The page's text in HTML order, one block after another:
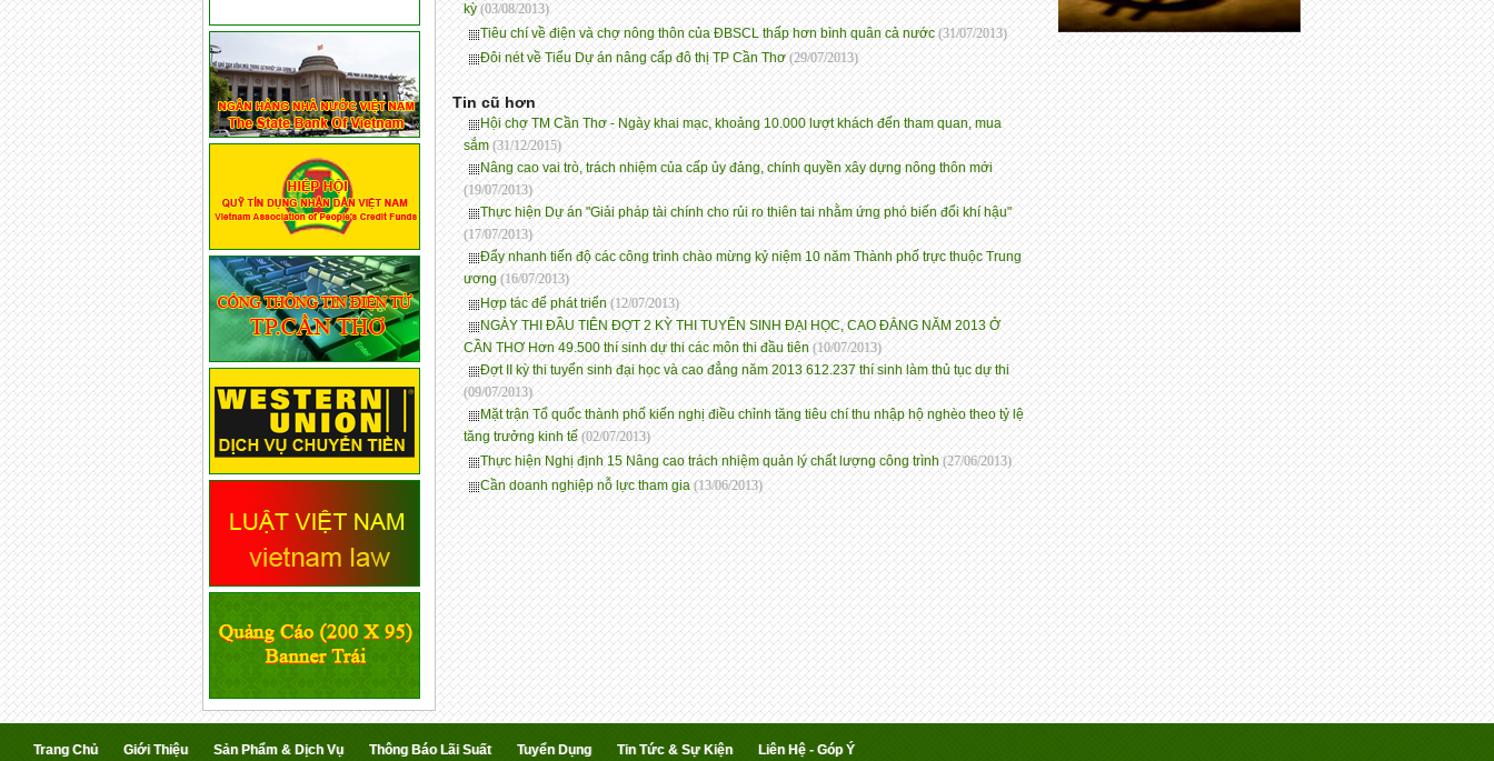
kỳ(03/08/2013)
Tiêu chí về điện và chợ nông thôn của ĐBSCL thấp hơn bình quân cả nước(31/07/2013)
Đôi nét về Tiểu Dự án nâng cấp đô thị TP Cần Thơ(29/07/2013)
Tin cũ hơn
Hội chợ TM Cần Thơ - Ngày khai mạc, khoảng 10.000 lượt khách đến tham quan, mua
sắm(31/12/2015)
Nâng cao vai trò, trách nhiệm của cấp ủy đảng, chính quyền xây dựng nông thôn mới
(19/07/2013)
Thực hiện Dự án "Giải pháp tài chính cho rủi ro thiên tai nhằm ứng phó biến đổi khí hậu"
(17/07/2013)
Đẩy nhanh tiến độ các công trình chào mừng kỷ niệm 10 năm Thành phố trực thuộc Trung
ương(16/07/2013)
Hợp tác để phát triển(12/07/2013)
NGÀY THI ĐẦU TIÊN ĐỢT 2 KỲ THI TUYỂN SINH ĐẠI HỌC, CAO ĐẲNG NĂM 2013 Ở
CẦN THƠ Hơn 49.500 thí sinh dự thi các môn thi đầu tiên(10/07/2013)
Đợt II kỳ thi tuyển sinh đại học và cao đẳng năm 2013 612.237 thí sinh làm thủ tục dự thi
(09/07/2013)
Mặt trận Tổ quốc thành phố kiến nghị điều chỉnh tăng tiêu chí thu nhập hộ nghèo theo tỷ lệ
tăng trưởng kinh tế(02/07/2013)
Thực hiện Nghị định 15 Nâng cao trách nhiệm quản lý chất lượng công trình(27/06/2013)
Cần doanh nghiệp nỗ lực tham gia(13/06/2013)
Trang Chủ Giới Thiệu Sản Phẩm & Dịch Vụ Thông Báo Lãi Suất Tuyển Dụng Tin Tức & Sự Kiện Liên Hệ - Góp Ý